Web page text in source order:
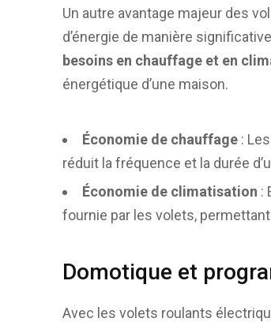
Un autre avantage majeur des
d’énergie de manière
besoins en chauffage et en
énergétique d’une maison.
Économie de chauffage :
réduit la fréquence et la durée
Économie de climatisation :
fournie par les volets,
Domotique et
Avec les volets roulants